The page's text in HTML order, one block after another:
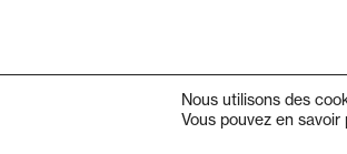
Nous utilisons des
Vous pouvez en